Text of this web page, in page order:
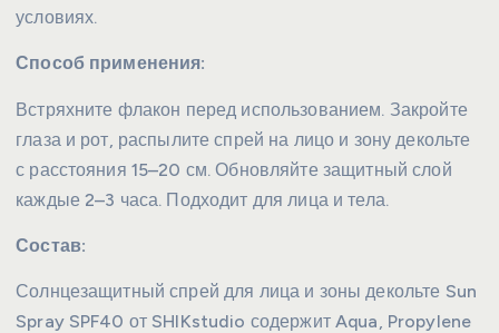
условиях.
Способ применения:
Встряхните флакон перед использованием. Закройте
глаза и рот, распылите спрей на лицо и зону декольте
с расстояния 15–20 см. Обновляйте защитный слой
каждые 2–3 часа. Подходит для лица и тела.
Состав:
Солнцезащитный спрей для лица и зоны декольте Sun
Spray SPF40 от SHIKstudio содержит Aqua, Propylene